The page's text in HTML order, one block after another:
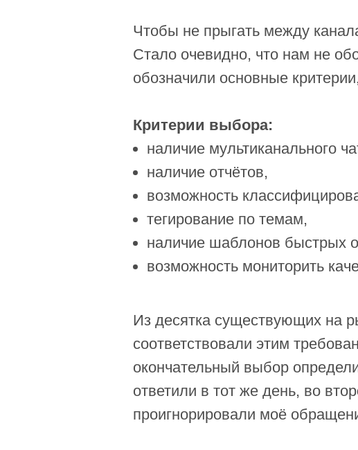
Чтобы не прыгать между
Стало очевидно, что нам не
обозначили основные
Критерии выбора:
наличие мультиканального
наличие отчётов,
возможность
тегирование по темам,
наличие шаблонов быстрых
возможность мониторить
Из десятка существующих на
соответствовали этим
окончательный выбор
ответили в тот же день, во
проигнорировали моё